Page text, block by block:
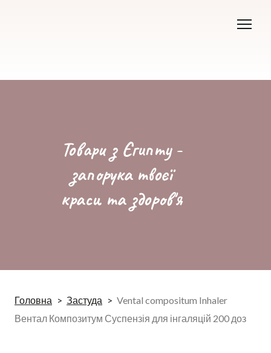
Товари з Єгипту -
запорука твоєї
краси та здоров'я
Головна Застуда
Vental compositum Inhaler
Вентал Композитум Суспензія для інгаляцій 200 доз